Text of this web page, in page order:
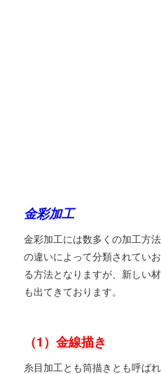
金彩加工
金彩加工には数多くの加工方
の違いによって分類されてい
る方法となりますが、新しい
も出てきております。
（1）金線描き
糸目加工とも筒描きとも呼ば